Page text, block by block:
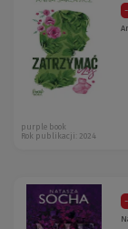
purple book
Rok publikacji: 2024